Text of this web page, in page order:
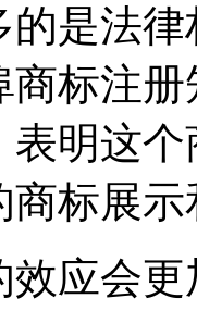
的是法
商标注
明这
商标展
效应会